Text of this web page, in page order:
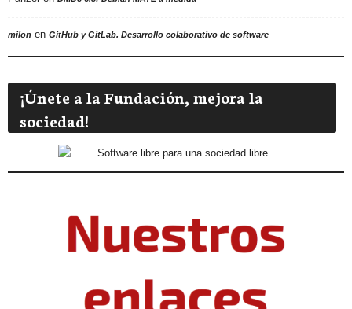
milon en GitHub y GitLab. Desarrollo colaborativo de software
¡Únete a la Fundación, mejora la
sociedad!